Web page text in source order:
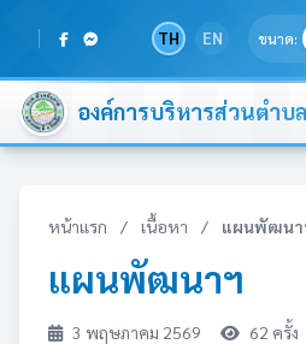
TH EN ขนาด:
องค์การบริหารส่วนตำบ
หน้าแรก / เนื้อหา / แผนพัฒนา
แผนพัฒนาฯ
3 พฤษภาคม 2569 62 ครั้ง